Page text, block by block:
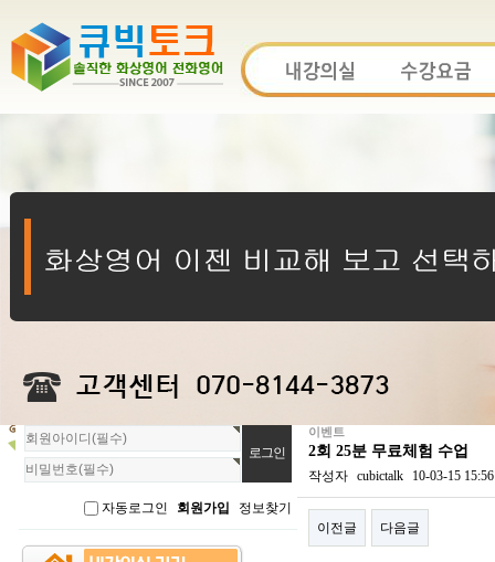
회
원
로
자동로그인 회원가입 정보찾기
이벤트
2회 25분 무료체험 수업
작성자 cubictalk 10-03-15 15:56
이전글 다음글